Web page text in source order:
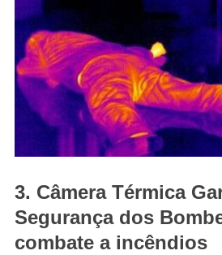
3. Câmera Térmica
Segurança dos
combate a incêndios